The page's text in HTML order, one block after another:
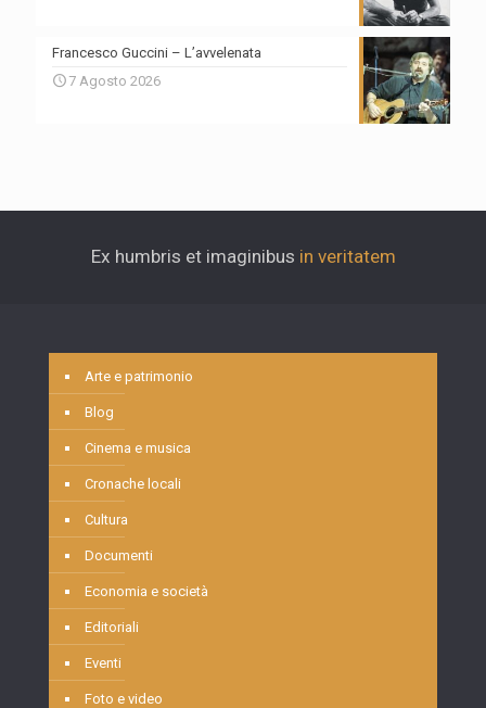
Francesco Guccini – L’avvelenata
7 Agosto 2026
Ex humbris et imaginibus in veritatem
Arte e patrimonio
Blog
Cinema e musica
Cronache locali
Cultura
Documenti
Economia e società
Editoriali
Eventi
Foto e video